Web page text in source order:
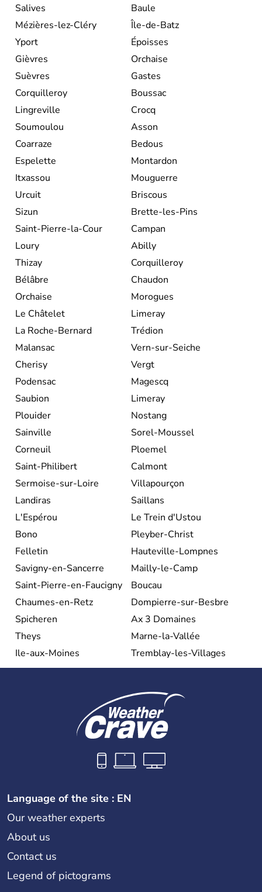
Salives
Baule
Mézières-lez-Cléry
Île-de-Batz
Yport
Époisses
Gièvres
Orchaise
Suèvres
Gastes
Corquilleroy
Boussac
Lingreville
Crocq
Soumoulou
Asson
Coarraze
Bedous
Espelette
Montardon
Itxassou
Mouguerre
Urcuit
Briscous
Sizun
Brette-les-Pins
Saint-Pierre-la-Cour
Campan
Loury
Abilly
Thizay
Corquilleroy
Bélâbre
Chaudon
Orchaise
Morogues
Le Châtelet
Limeray
La Roche-Bernard
Trédion
Malansac
Vern-sur-Seiche
Cherisy
Vergt
Podensac
Magescq
Saubion
Limeray
Plouider
Nostang
Sainville
Sorel-Moussel
Corneuil
Ploemel
Saint-Philibert
Calmont
Sermoise-sur-Loire
Villapourçon
Landiras
Saillans
L'Espérou
Le Trein d'Ustou
Bono
Pleyber-Christ
Felletin
Hauteville-Lompnes
Savigny-en-Sancerre
Mailly-le-Camp
Saint-Pierre-en-Faucigny
Boucau
Chaumes-en-Retz
Dompierre-sur-Besbre
Spicheren
Ax 3 Domaines
Theys
Marne-la-Vallée
Ile-aux-Moines
Tremblay-les-Villages
Language of the site : EN
Our weather experts
About us
Contact us
Legend of pictograms